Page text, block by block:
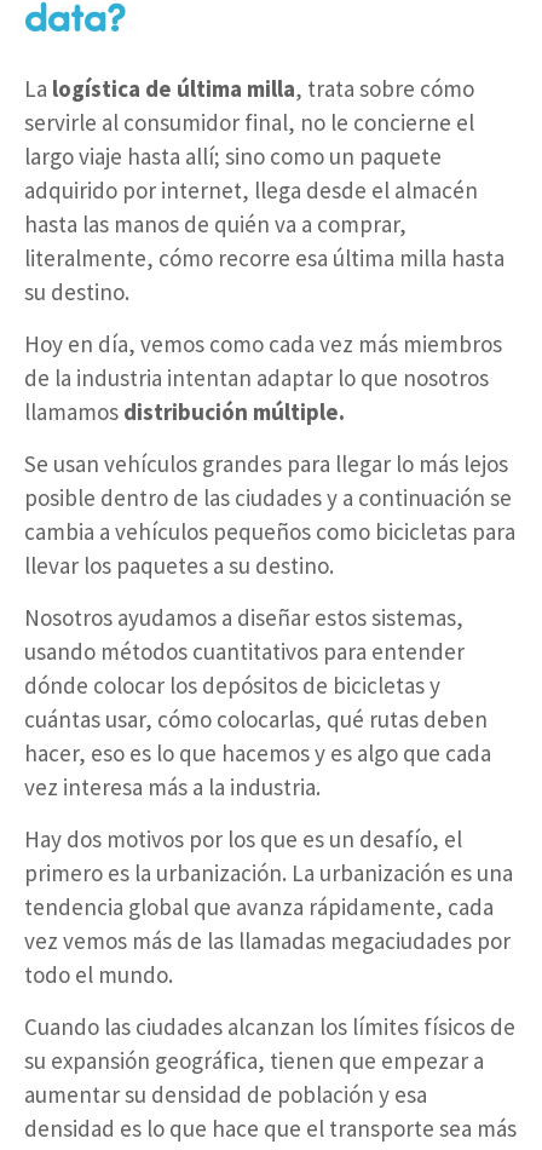
data?
La logística de última milla, trata sobre cómo
servirle al consumidor final, no le concierne el
largo viaje hasta allí; sino como un paquete
adquirido por internet, llega desde el almacén
hasta las manos de quién va a comprar,
literalmente, cómo recorre esa última milla hasta
su destino.
Hoy en día, vemos como cada vez más miembros
de la industria intentan adaptar lo que nosotros
llamamos distribución múltiple.
Se usan vehículos grandes para llegar lo más lejos
posible dentro de las ciudades y a continuación se
cambia a vehículos pequeños como bicicletas para
llevar los paquetes a su destino.
Nosotros ayudamos a diseñar estos sistemas,
usando métodos cuantitativos para entender
dónde colocar los depósitos de bicicletas y
cuántas usar, cómo colocarlas, qué rutas deben
hacer, eso es lo que hacemos y es algo que cada
vez interesa más a la industria.
Hay dos motivos por los que es un desafío, el
primero es la urbanización. La urbanización es una
tendencia global que avanza rápidamente, cada
vez vemos más de las llamadas megaciudades por
todo el mundo.
Cuando las ciudades alcanzan los límites físicos de
su expansión geográfica, tienen que empezar a
aumentar su densidad de población y esa
densidad es lo que hace que el transporte sea más